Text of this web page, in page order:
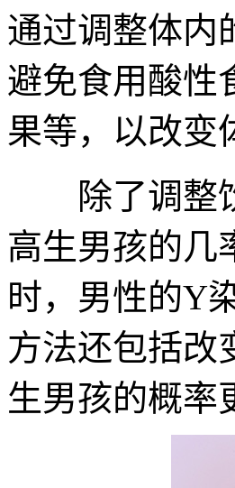
通过调整体内
避免食用酸性
果等，以改变
除了调整饮
高生男孩的几
时，男性的Y
方法还包括改
生男孩的概率